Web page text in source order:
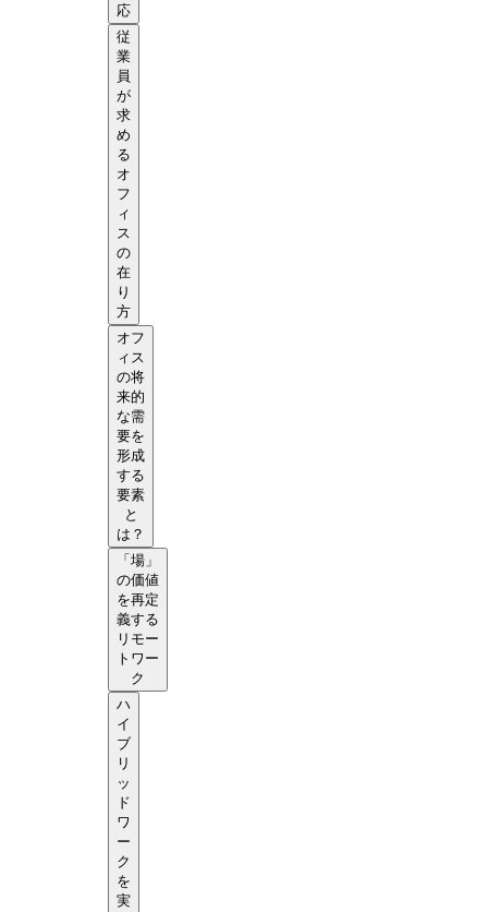
応
従
業
員
が
求
め
る
オ
フ
ィ
ス
の
在
り
方
オフ
ィス
の将
来的
な需
要を
形成
する
要素
と
は？
「場」
の価値
を再定
義する
リモー
トワー
ク
ハ
イ
ブ
リ
ッ
ド
ワ
ー
ク
を
実